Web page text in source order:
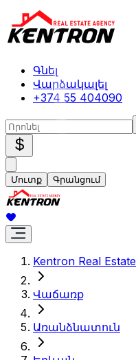
Գնել
Վարձակալել
+374 55 404090
$
Մուտք Գրանցում
Kentron Real Estate
Վաճառք
Առանձնատուն